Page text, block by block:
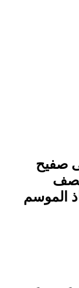
صفيح
الموسم